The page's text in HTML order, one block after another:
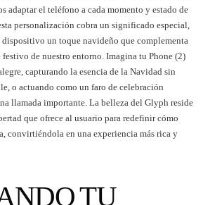
adaptar el teléfono a cada momento y estado de
personalización cobra un significado especial,
un toque navideño que complementa
de nuestro entorno. Imagina tu Phone (2)
capturando la esencia de la Navidad sin
o actuando como un faro de celebración
llamada importante. La belleza del Glyph reside
que ofrece al usuario para redefinir cómo
convirtiéndola en una experiencia más rica y
TU